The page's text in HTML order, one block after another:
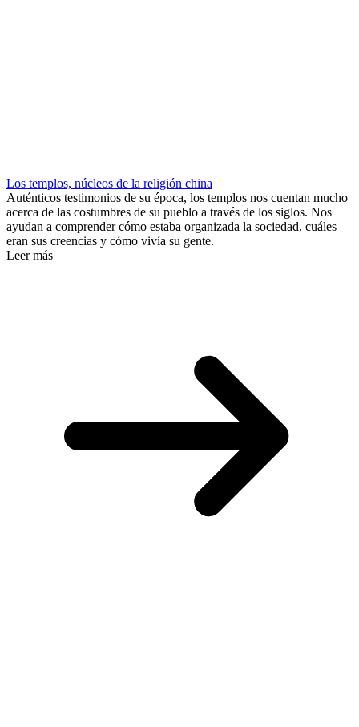
Los templos, núcleos de la religión china
Auténticos testimonios de su época, los templos nos cuentan mucho
acerca de las costumbres de su pueblo a través de los siglos. Nos
ayudan a comprender cómo estaba organizada la sociedad, cuáles
eran sus creencias y cómo vivía su gente.
Leer más